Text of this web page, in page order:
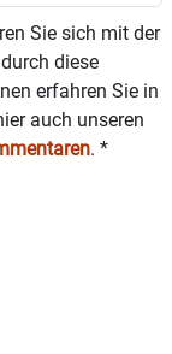
Sie sich mit der
diese
erfahren Sie in
auch unseren
. *